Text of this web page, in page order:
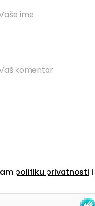
politiku privatnosti i